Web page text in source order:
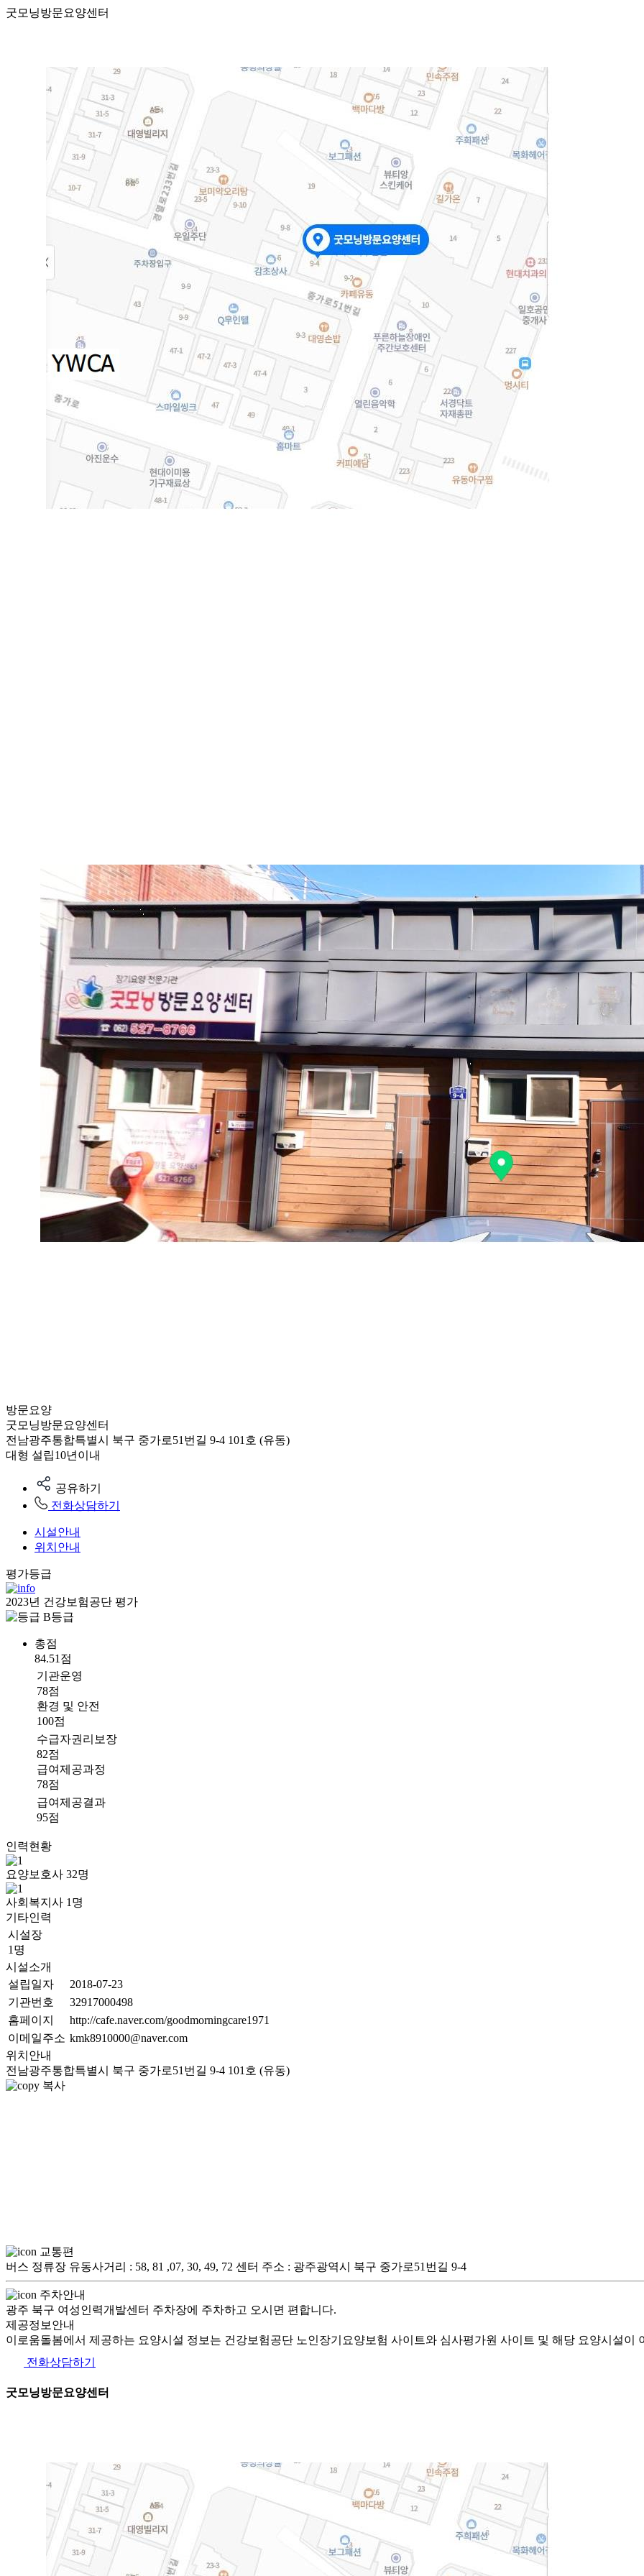
굿모닝방문요양센터
방문요양
굿모닝방문요양센터
전남광주통합특별시 북구 중가로51번길 9-4 101호 (유동)
대형 설립10년이내
공유하기
전화상담하기
시설안내
위치안내
평가등급
2023년 건강보험공단 평가
B등급
총점
84.51점
기관운영
78점
환경 및 안전
100점
수급자권리보장
82점
급여제공과정
78점
급여제공결과
95점
인력현황
요양보호사 32명
사회복지사 1 명
기타인력
시설장
1명
시설소개
설립일자
2018-07-23
기관번호
32917000498
홈페이지
http://cafe.naver.com/goodmorningcare1971
이메일주소 kmk8910000@naver.com
위치안내
전남광주통합특별시 북구 중가로51번길 9-4 101호 (유동)
복사
교통편
버스 정류장 유동사거리 : 58, 81 ,07, 30, 49, 72 센터 주소 : 광주광역시 북구 중가로51번길 9-4
주차안내
광주 북구 여성인력개발센터 주차장에 주차하고 오시면 편합니다.
제공정보안내
이로움돌봄에서 제공하는 요양시설 정보는 건강보험공단 노인장기요양보험 사이트와 심사평가원 사이트 및 해당 요양시설
전화상담하기
굿모닝방문요양센터